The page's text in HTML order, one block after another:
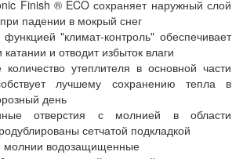
Finish ® ECO сохраняет наружный слой
падении в мокрый снег
"климат-контроль" обеспечивает
и отводит избыток влаги
количество утеплителя в основной части
лучшему сохранению тепла в
день
отверстия с молнией в области
сетчатой подкладкой
молнии водозащищенные